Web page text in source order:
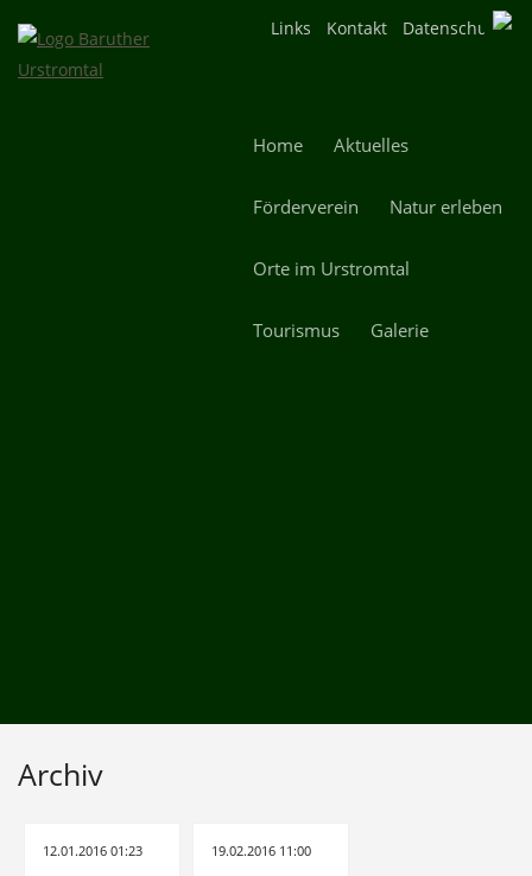
Navigation
Links Kontakt Datenschutz
Navigation
Home Aktuelles
Förderverein Natur erleben
Orte im Urstromtal
Tourismus Galerie
Archiv
12.01.2016 01:23 19.02.2016 11:00